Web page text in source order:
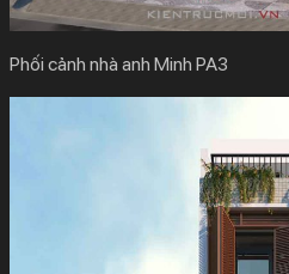
Phối cảnh nhà anh Minh PA3